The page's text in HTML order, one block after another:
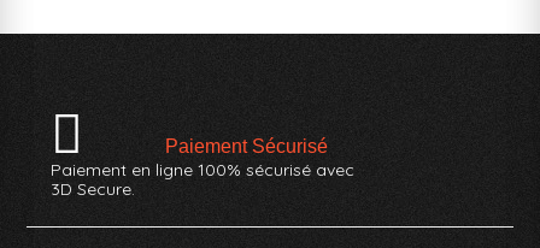
Paiement Sécurisé
Paiement en ligne 100% sécurisé avec
3D Secure.